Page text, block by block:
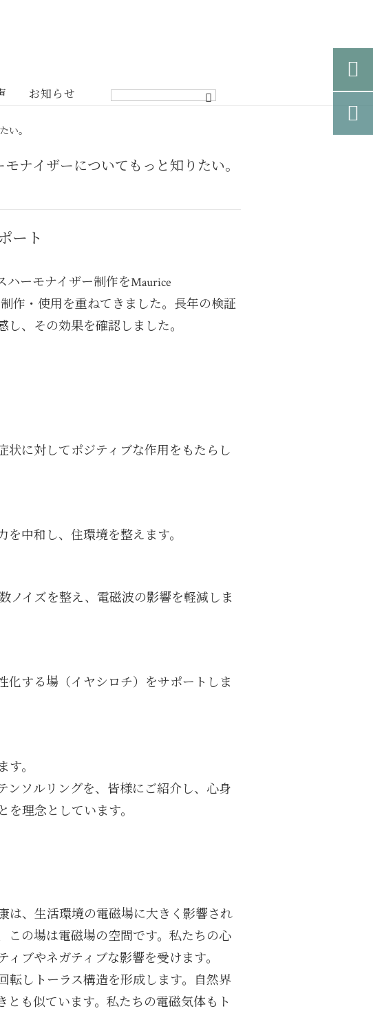
お知らせ
い。
ナイザーについてもっと知りたい。
ート
ハーモナイザー制作をMaurice
作・使用を重ねてきました。長年の検証
、その効果を確認しました。
状に対してポジティブな作用をもたらし
中和し、住環境を整えます。
ノイズを整え、電磁波の影響を軽減しま
化する場（イヤシロチ）をサポートしま
。
ンソルリングを、皆様にご紹介し、心身
理念としています。
は、生活環境の電磁場に大きく影響され
この場は電磁場の空間です。私たちの心
ブやネガティブな影響を受けます。
転しトーラス構造を形成します。自然界
も似ています。私たちの電磁気体もト

